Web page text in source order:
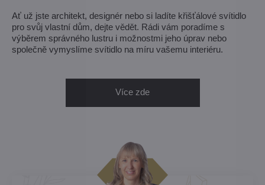
Ať už jste architekt, designér nebo si ladíte křišťálové svítidlo
pro svůj vlastní dům, dejte vědět. Rádi vám poradíme s
výběrem správného lustru i možnostmi jeho úprav nebo
společně vymyslíme svítidlo na míru vašemu interiéru.
Více zde